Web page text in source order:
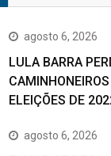
agosto 6, 2026
LULA BARRA
ELEIÇÕES DE
agosto 6, 2026